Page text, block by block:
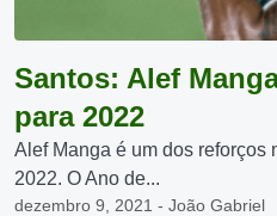
Santos: Alef
para 2022
Alef Manga é um dos reforços
2022. O Ano de...
dezembro 9, 2021 - João Gabriel